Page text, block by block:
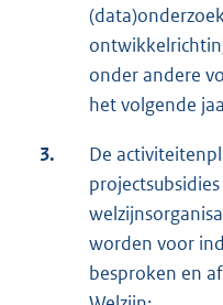
onder andere
het volgende
3.
De
worden voor
besproken en